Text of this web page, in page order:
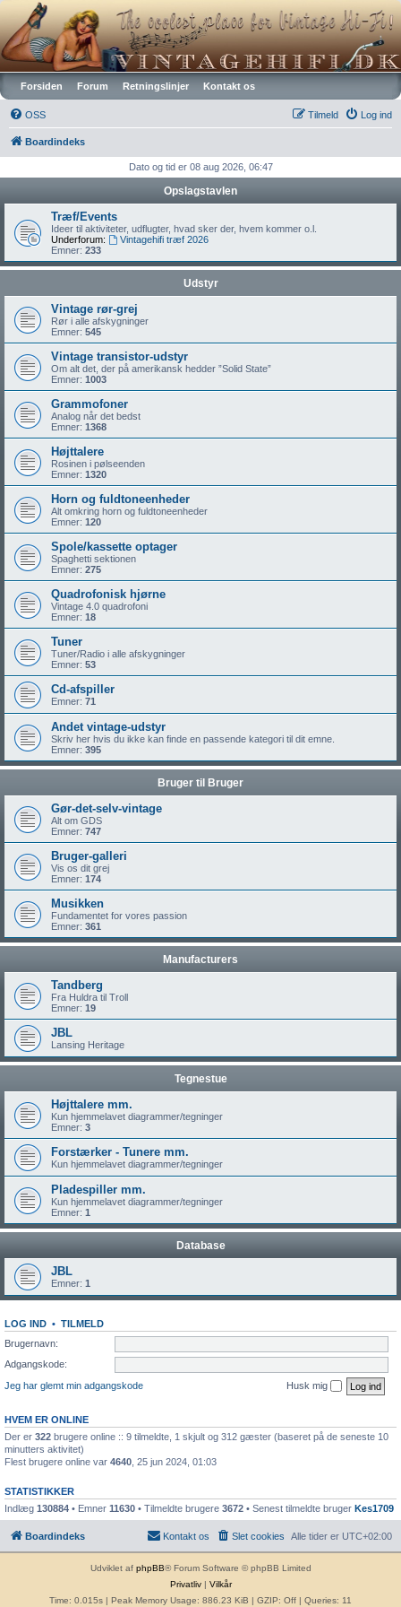
Vintagehifi.dk
Forsiden Forum Retningslinjer Kontakt os
OSS Log ind
Tilmeld
Boardindeks
Dato og tid er 08 aug 2026, 06:47
Opslagstavlen
Træf/Events
Ideer til aktiviteter, udflugter, hvad sker der, hvem kommer o.l.
Underforum:
Vintagehifi træf 2026
Emner: 233
Udstyr
Vintage rør-grej
Rør i alle afskygninger
Emner: 545
Vintage transistor-udstyr
Om alt det, der på amerikansk hedder ”Solid State”
Emner: 1003
Grammofoner
Analog når det bedst
Emner: 1368
Højttalere
Rosinen i pølseenden
Emner: 1320
Horn og fuldtoneenheder
Alt omkring horn og fuldtoneenheder
Emner: 120
Spole/kassette optager
Spaghetti sektionen
Emner: 275
Quadrofonisk hjørne
Vintage 4.0 quadrofoni
Emner: 18
Tuner
Tuner/Radio i alle afskygninger
Emner: 53
Cd-afspiller
Emner: 71
Andet vintage-udstyr
Skriv her hvis du ikke kan finde en passende kategori til dit emne.
Emner: 395
Bruger til Bruger
Gør-det-selv-vintage
Alt om GDS
Emner: 747
Bruger-galleri
Vis os dit grej
Emner: 174
Musikken
Fundamentet for vores passion
Emner: 361
Manufacturers
Tandberg
Fra Huldra til Troll
Emner: 19
JBL
Lansing Heritage
Tegnestue
Højttalere mm.
Kun hjemmelavet diagrammer/tegninger
Emner: 3
Forstærker - Tunere mm.
Kun hjemmelavet diagrammer/tegninger
Pladespiller mm.
Kun hjemmelavet diagrammer/tegninger
Emner: 1
Database
JBL
Emner: 1
LOG IND • TILMELD
Brugernavn:
Adgangskode:
Jeg har glemt min adgangskode
Husk mig
HVEM ER ONLINE
Der er 322 brugere online :: 9 tilmeldte, 1 skjult og 312 gæster (baseret på de seneste 10
minutters aktivitet)
Flest brugere online var 4640 , 25 jun 2024, 01:03
STATISTIKKER
Indlæg 130884 • Emner 11630 • Tilmeldte brugere 3672 • Senest tilmeldte bruger Kes1709
Boardindeks Alle tider er UTC+02:00
Slet cookies
Kontakt os
Udviklet af phpBB® Forum Software © phpBB Limited
Privatliv| Vilkår
Time: 0.015s | Peak Memory Usage: 886.23 KiB | GZIP: Off | Queries: 11